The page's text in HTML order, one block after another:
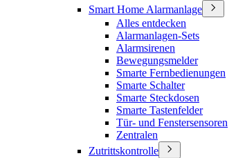
Smart Home Alarmanlage
Alles entdecken
Alarmanlagen-Sets
Alarmsirenen
Bewegungsmelder
Smarte Fernbedienungen
Smarte Schalter
Smarte Steckdosen
Smarte Tastenfelder
Tür- und Fenstersensoren
Zentralen
Zutrittskontrolle